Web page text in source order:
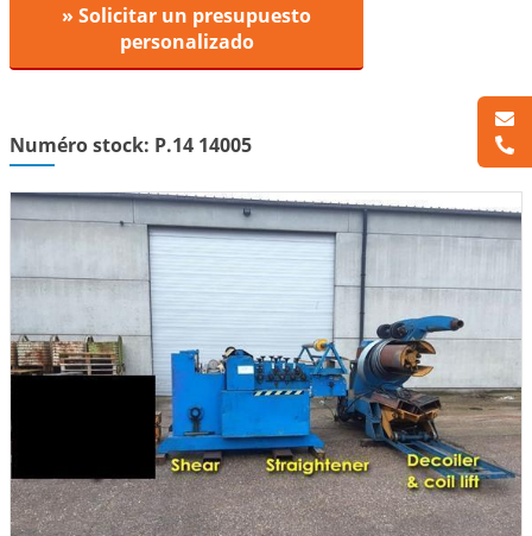
» Solicitar un presupuesto
personalizado
Numéro stock: P.14 14005